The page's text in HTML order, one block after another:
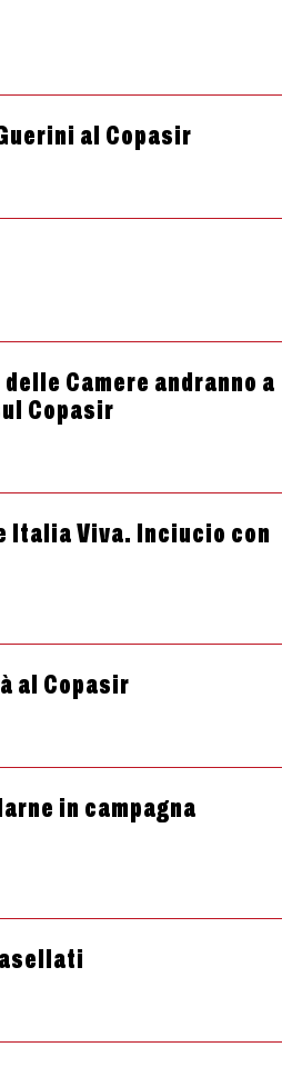
al Copasir
Camere andranno a
Copasir
Italia Viva. Inciucio con
al Copasir
in campagna